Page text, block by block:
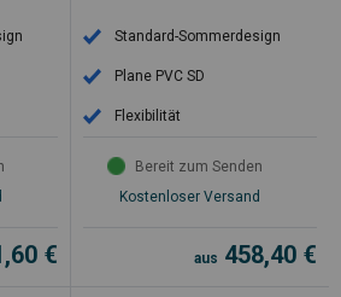
€
Standard-Sommerdesign
Plane PVC SD
Flexibilität
Bereit zum Senden
Kostenloser Versand
aus 458,40 €